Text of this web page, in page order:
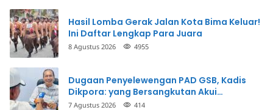
Hasil Lomba Gerak Jalan Kota Bima Keluar!
Ini Daftar Lengkap Para Juara
8 Agustus 2026 4955
Dugaan Penyelewengan PAD GSB, Kadis
Dikpora: yang Bersangkutan Akui
Perbuatannya dan Siap Mengembalikan
7 Agustus 2026 414